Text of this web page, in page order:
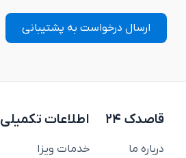
ارسال درخواست به پشتیبانی
قاصدک ۲۴
درباره ما
اطلاعات تکمیلی
خدمات ویزا